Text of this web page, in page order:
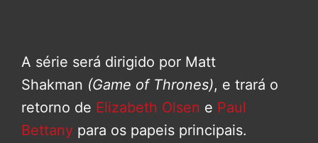
A série será dirigido por Matt
Shakman (Game of Thrones), e trará o
retorno de Elizabeth Olsen e Paul
Bettany para os papeis principais.